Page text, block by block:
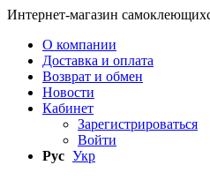
Интернет-магазин
О компании
Доставка и оплата
Возврат и обмен
Новости
Кабинет
Зарегистрироваться
Войти
Рус Укр